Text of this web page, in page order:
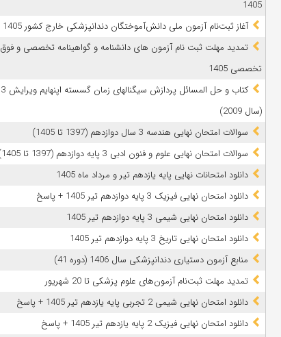
1405
آغاز ثبت‌نام آزمون ملی دانش‌آموختگان دندانپزشکی خارج کشور 1405
تمدید مهلت ثبت نام آزمون های دانشنامه و گواهینامه تخصصی و فوق
تخصصی 1405
(سال 2009)
سوالات امتحان نهایی هندسه 3 سال دوازدهم (1397 تا 1405)
سوالات امتحان نهایی علوم و فنون ادبی 3 پایه دوازدهم (1397 تا 1405)
دانلود امتحانات نهایی پایه یازدهم تیر و مرداد ماه 1405
دانلود امتحان نهایی فیزیک 3 پایه دوازدهم تیر 1405 + پاسخ
دانلود امتحان نهایی شیمی 3 پایه دوازدهم تیر 1405
دانلود امتحان نهایی تاریخ 3 پایه دوازدهم تیر 1405
منابع آزمون دستیاری دندانپزشکی سال 1406 (دوره 41)
تمدید مهلت ثبت‌نام آزمون‌های علوم پزشکی تا 20 شهریور
دانلود امتحان نهایی شیمی 2 تجربی پایه یازدهم تیر 1405 + پاسخ
دانلود امتحان نهایی فیزیک 2 پایه یازدهم تیر 1405 + پاسخ